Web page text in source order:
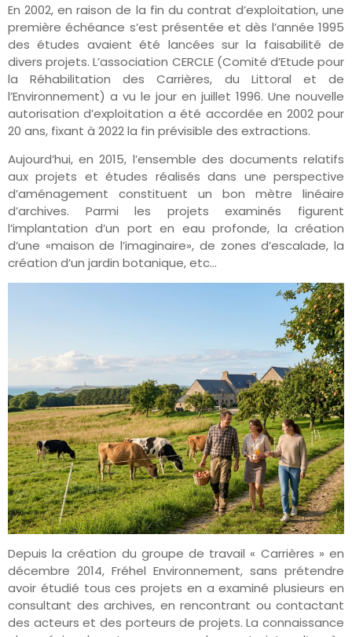
En 2002, en raison de la fin du contrat d’exploitation, une
première échéance s’est présentée et dès l’année 1995
des études avaient été lancées sur la faisabilité de
divers projets. L’association CERCLE (Comité d’Etude pour
la Réhabilitation des Carrières, du Littoral et de
l’Environnement) a vu le jour en juillet 1996. Une nouvelle
autorisation d’exploitation a été accordée en 2002 pour
20 ans, fixant à 2022 la fin prévisible des extractions.
Aujourd’hui, en 2015, l’ensemble des documents relatifs
aux projets et études réalisés dans une perspective
d’aménagement constituent un bon mètre linéaire
d’archives. Parmi les projets examinés figurent
l’implantation d’un port en eau profonde, la création
d’une «maison de l’imaginaire», de zones d’escalade, la
création d’un jardin botanique, etc…
Depuis la création du groupe de travail « Carrières » en
décembre 2014, Fréhel Environnement, sans prétendre
avoir étudié tous ces projets en a examiné plusieurs en
consultant des archives, en rencontrant ou contactant
des acteurs et des porteurs de projets. La connaissance